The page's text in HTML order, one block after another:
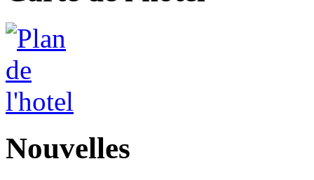
Nouvelles